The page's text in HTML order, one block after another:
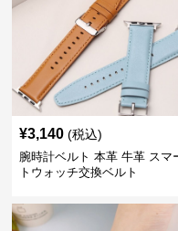
¥3,140 (税込)
腕時計ベルト 本革 牛革 スマ
トウォッチ交換ベルト